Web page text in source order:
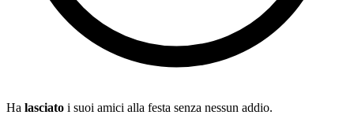
Ha lasciato i suoi amici alla festa senza nessun addio.